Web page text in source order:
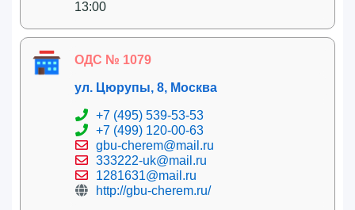
13:00
ОДС № 1079
ул. Цюрупы, 8, Москва
+7 (495) 539-53-53
+7 (499) 120-00-63
gbu-cherem@mail.ru
333222-uk@mail.ru
1281631@mail.ru
http://gbu-cherem.ru/